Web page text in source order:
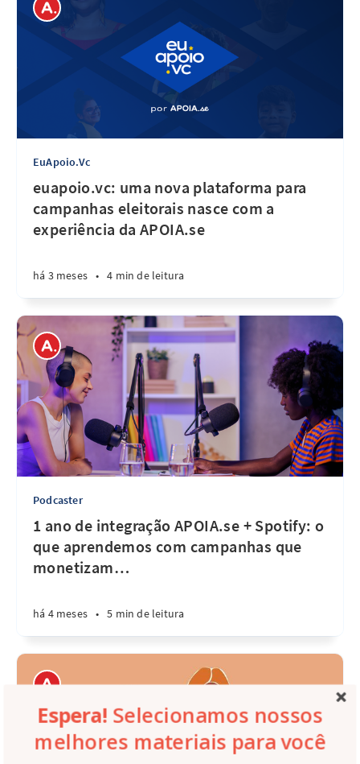
EuApoio.Vc
euapoio.vc: uma nova plataforma para
campanhas eleitorais nasce com a
experiência da APOIA.se
há 3 meses • 4 min de leitura
Podcaster
1 ano de integração APOIA.se + Spotify: o
que aprendemos com campanhas que
monetizam…
há 4 meses • 5 min de leitura
Espera! Selecionamos nossos
melhores materiais para você